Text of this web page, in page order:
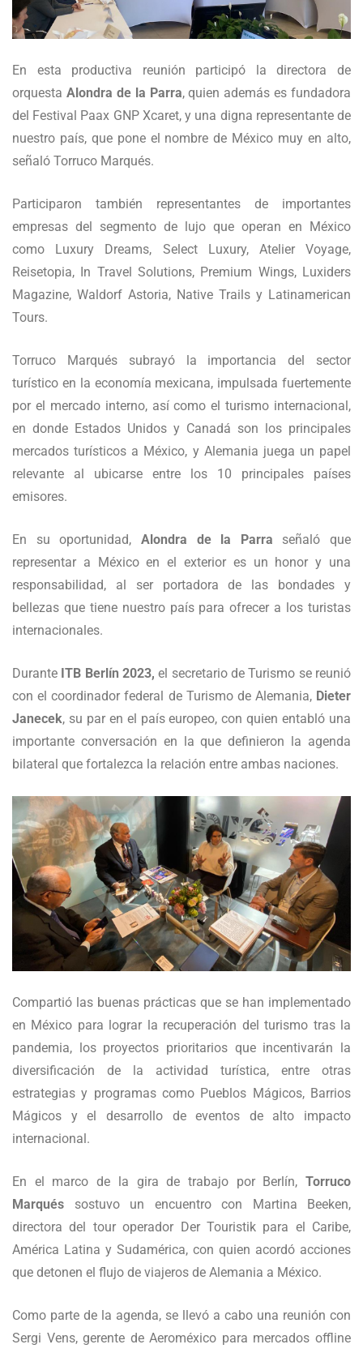
En esta productiva reunión participó la directora de
orquesta Alondra de la Parra, quien además es fundadora
del Festival Paax GNP Xcaret, y una digna representante de
nuestro país, que pone el nombre de México muy en alto,
señaló Torruco Marqués.
Participaron también representantes de importantes
empresas del segmento de lujo que operan en México
como Luxury Dreams, Select Luxury, Atelier Voyage,
Reisetopia, In Travel Solutions, Premium Wings, Luxiders
Magazine, Waldorf Astoria, Native Trails y Latinamerican
Tours.
Torruco Marqués subrayó la importancia del sector
turístico en la economía mexicana, impulsada fuertemente
por el mercado interno, así como el turismo internacional,
en donde Estados Unidos y Canadá son los principales
mercados turísticos a México, y Alemania juega un papel
relevante al ubicarse entre los 10 principales países
emisores.
En su oportunidad, Alondra de la Parra señaló que
representar a México en el exterior es un honor y una
responsabilidad, al ser portadora de las bondades y
bellezas que tiene nuestro país para ofrecer a los turistas
internacionales.
Durante ITB Berlín 2023, el secretario de Turismo se reunió
con el coordinador federal de Turismo de Alemania, Dieter
Janecek, su par en el país europeo, con quien entabló una
importante conversación en la que definieron la agenda
bilateral que fortalezca la relación entre ambas naciones.
Compartió las buenas prácticas que se han implementado
en México para lograr la recuperación del turismo tras la
pandemia, los proyectos prioritarios que incentivarán la
diversificación de la actividad turística, entre otras
estrategias y programas como Pueblos Mágicos, Barrios
Mágicos y el desarrollo de eventos de alto impacto
internacional.
En el marco de la gira de trabajo por Berlín, Torruco
Marqués sostuvo un encuentro con Martina Beeken,
directora del tour operador Der Touristik para el Caribe,
América Latina y Sudamérica, con quien acordó acciones
que detonen el flujo de viajeros de Alemania a México.
Como parte de la agenda, se llevó a cabo una reunión con
Sergi Vens, gerente de Aeroméxico para mercados offline